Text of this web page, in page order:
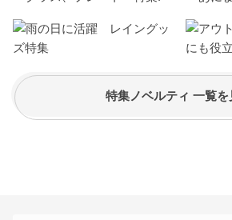
特集ノベルティ 一覧を